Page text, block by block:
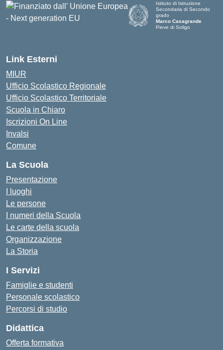
Istituto di Istruzione
Secondaria di Secondo
grado
Marco Casagrande
Pieve di Soligo
Link Esterni
MIUR
Ufficio Scolastico Regionale
Ufficio Scolastico Territoriale
Scuola in Chiaro
Iscrizioni On Line
Invalsi
Comune
La Scuola
Presentazione
I luoghi
Le persone
I numeri della Scuola
Le carte della scuola
Organizzazione
La Storia
I Servizi
Famiglie e studenti
Personale scolastico
Percorsi di studio
Didattica
Offerta formativa